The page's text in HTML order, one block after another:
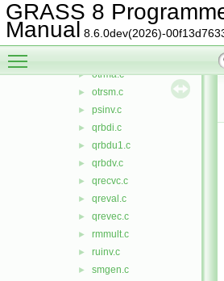
GRASS 8
Manual 8.6.0dev(2026)-
► mcopy.c
► minv.c
► mmul.c
► otrma.c
► otrsm.c
► psinv.c
► qrbdi.c
► qrbdu1.c
► qrbdv.c
► qrecvc.c
► qreval.c
► qrevec.c
► rmmult.c
► ruinv.c
► smgen.c